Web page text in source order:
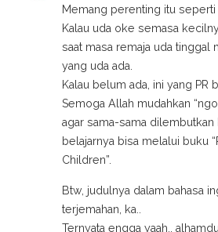
Memang perenting itu seperti
Kalau uda oke semasa
saat masa remaja uda tinggal
yang uda ada.
Kalau belum ada, ini yang PR
Semoga Allah mudahkan
agar sama-sama dilembutkan
belajarnya bisa melalui buku
Children”.
Btw, judulnya dalam bahasa
terjemahan, ka..
Ternyata engga yaah..